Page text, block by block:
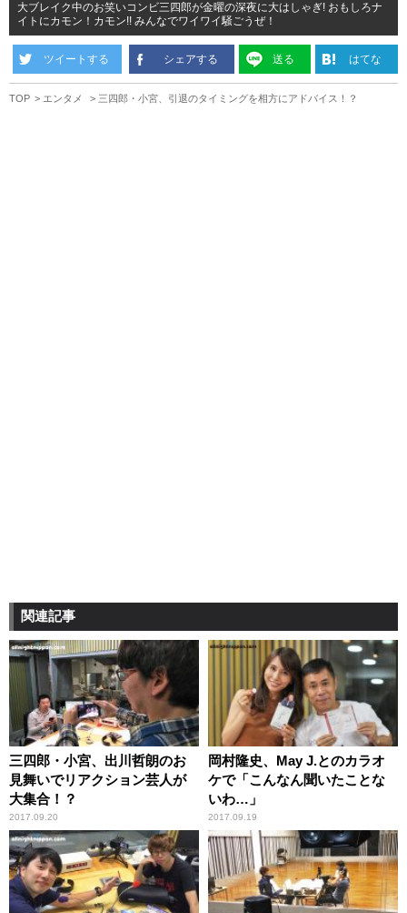
大ブレイク中のお笑いコンビ三四郎が金曜の深夜に大はしゃぎ! おもしろナ
イトにカモン！カモン!! みんなでワイワイ騒ごうぜ！
ツイートする シェアする 送る はてな
TOP エンタメ 三四郎・小宮、引退のタイミングを相方にアドバイス！？
関連記事
三四郎・小宮、出川哲朗のお
見舞いでリアクション芸人が
大集合！？
2017.09.20
岡村隆史、May J.とのカラオ
ケで「こんなん聞いたことな
いわ…」
2017.09.19